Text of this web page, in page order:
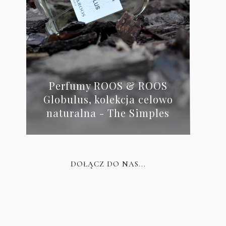
Perfumy ROOS & ROOS
Globulus, kolekcja celowo
naturalna - The Simples
DOŁĄCZ DO NAS...